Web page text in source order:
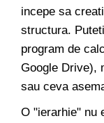
incepe sa
structura.
program de
Google Drive),
sau ceva
O "ierarhie" nu